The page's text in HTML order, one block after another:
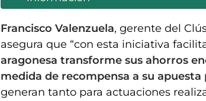
Francisco Valenzuela, gerente del
asegura que “con esta iniciativa
aragonesa transforme sus ahorros
medida de recompensa a su apuesta
generan tanto para actuaciones